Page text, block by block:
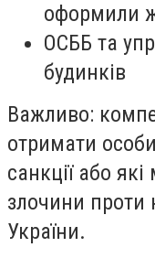
оформили
ОСББ та
будинків
Важливо:
отримати
санкції або
злочини проти
України.